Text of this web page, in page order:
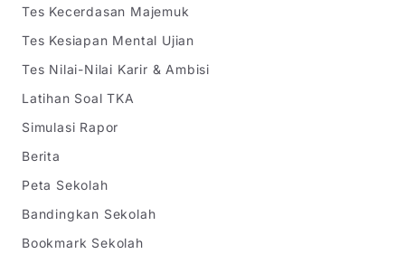
Tes Kecerdasan Majemuk
Tes Kesiapan Mental Ujian
Tes Nilai-Nilai Karir & Ambisi
Latihan Soal TKA
Simulasi Rapor
Berita
Peta Sekolah
Bandingkan Sekolah
Bookmark Sekolah